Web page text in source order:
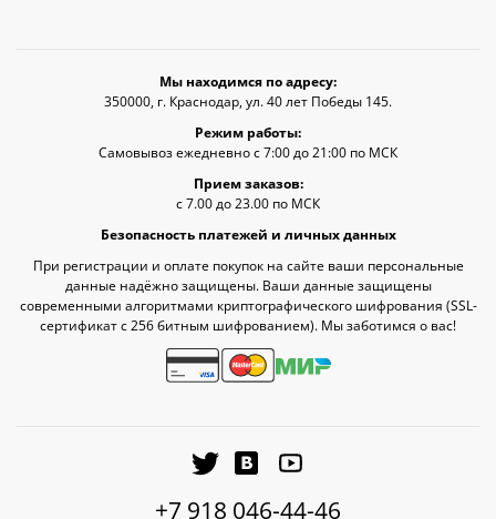
Мы находимся по адресу:
350000, г. Краснодар, ул. 40 лет Победы 145.
Режим работы:
Самовывоз ежедневно с 7:00 до 21:00 по МСК
Прием заказов:
с 7.00 до 23.00 по МСК
Безопасность платежей и личных данных
При регистрации и оплате покупок на сайте ваши персональные
данные надёжно защищены. Ваши данные защищены
современными алгоритмами криптографического шифрования (SSL-
сертификат c 256 битным шифрованием). Мы заботимся о вас!
+7 918 046-44-46